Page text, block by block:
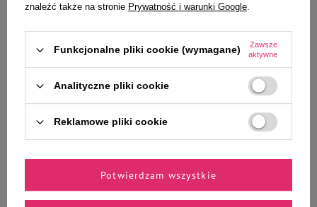
4 x 1 ml
18,99 zł 4 747,50 zł / l
+
Do koszyka
18,99 zł 63,30 zł / l
Do koszyka
znaleźć także na stronie Prywatność i warunki Google.
Funkcjonalne pliki cookie (wymagane)
Zawsze
aktywne
Analityczne pliki cookie
Reklamowe pliki cookie
Potwierdzam wszystkie